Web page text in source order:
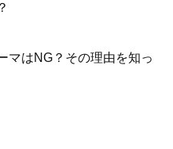
マはNG？その理由を知っ